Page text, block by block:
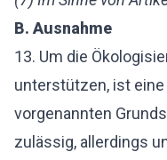
B. Ausnahme
13. Um die
unterstützen, ist
vorgenannten
zulässig, allerdings